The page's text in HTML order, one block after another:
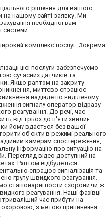
рішення для вашого
на нашому сайті заявку. Ми
необхідної вам
системи.
комплекс послуг. Зокрема
цієї послуги забезпечуємо
сучасних датчиків та
Якщо раптом на закриту
миттєво спрацює
надійде по виділеному
сигналу оператор відразу
реагування. До речі, час
від трьох до п'яти хвилин.
йому вдасться без вашої
об'єкти в режимі реального
камерам спостереження,
інформацію про ситуацію на
Перегляд відео доступний на
Раптом відбудеться
спрацює сигналізація та
групу швидкого реагування.
стаціонарні пости охорони чи ж
реагування. Наші фахівці
час прибути на
охороною, з метою припинення